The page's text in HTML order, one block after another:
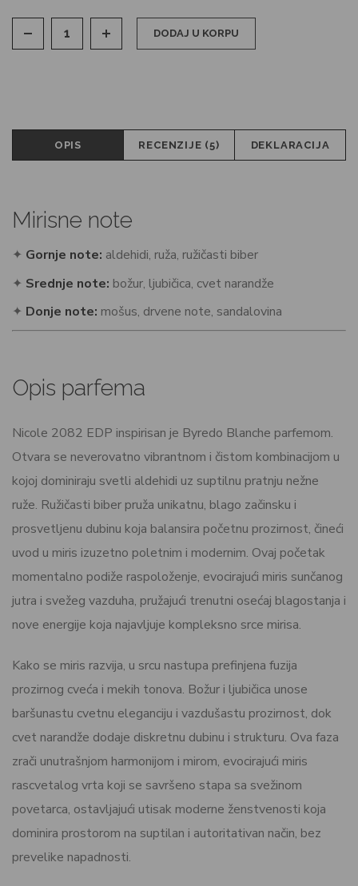
DODAJ U KORPU
OPIS RECENZIJE (5) DEKLARACIJA
Mirisne note
✦ Gornje note: aldehidi, ruža, ružičasti biber
✦ Srednje note: božur, ljubičica, cvet narandže
✦ Donje note: mošus, drvene note, sandalovina
Opis parfema
Nicole 2082 EDP inspirisan je Byredo Blanche parfemom.
Otvara se neverovatno vibrantnom i čistom kombinacijom u
kojoj dominiraju svetli aldehidi uz suptilnu pratnju nežne
ruže. Ružičasti biber pruža unikatnu, blago začinsku i
prosvetljenu dubinu koja balansira početnu prozirnost, čineći
uvod u miris izuzetno poletnim i modernim. Ovaj početak
momentalno podiže raspoloženje, evocirajući miris sunčanog
jutra i svežeg vazduha, pružajući trenutni osećaj blagostanja i
nove energije koja najavljuje kompleksno srce mirisa.
Kako se miris razvija, u srcu nastupa prefinjena fuzija
prozirnog cveća i mekih tonova. Božur i ljubičica unose
baršunastu cvetnu eleganciju i vazdušastu prozirnost, dok
cvet narandže dodaje diskretnu dubinu i strukturu. Ova faza
zrači unutrašnjom harmonijom i mirom, evocirajući miris
rascvetalog vrta koji se savršeno stapa sa svežinom
povetarca, ostavljajući utisak moderne ženstvenosti koja
dominira prostorom na suptilan i autoritativan način, bez
prevelike napadnosti.